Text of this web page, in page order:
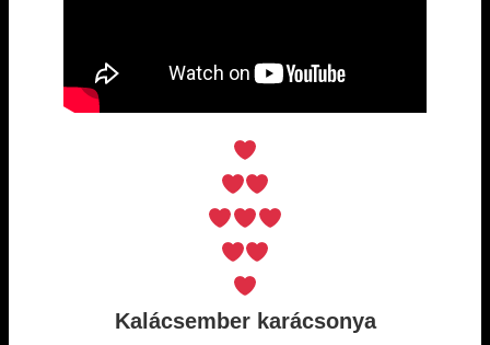
Kalácsember karácsonya